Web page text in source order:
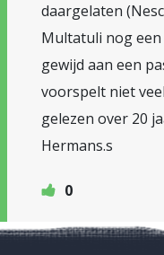
daargelaten
Multatuli nog
gewijd aan een
voorspelt niet
gelezen over 20
Hermans.s
0